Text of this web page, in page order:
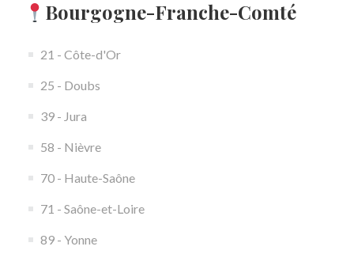
Bourgogne-Franche-Comté
21 - Côte-d'Or
25 - Doubs
39 - Jura
58 - Nièvre
70 - Haute-Saône
71 - Saône-et-Loire
89 - Yonne